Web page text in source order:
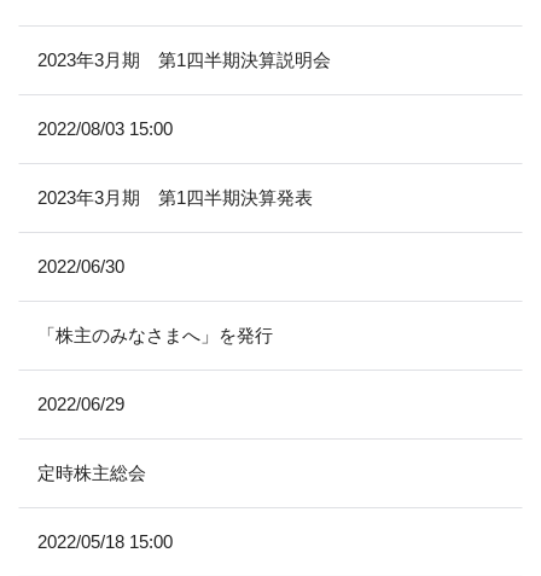
2023年3月期 第1四半期決算説明会
2022/08/03 15:00
2023年3月期 第1四半期決算発表
2022/06/30
「株主のみなさまへ」を発行
2022/06/29
定時株主総会
2022/05/18 15:00